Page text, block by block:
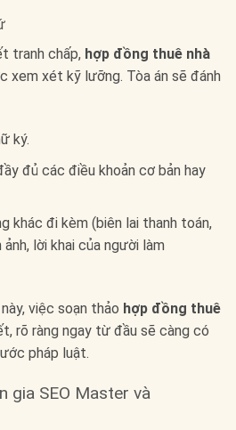
tranh chấp, hợp đồng thuê nhà
xem xét kỹ lưỡng. Tòa án sẽ đánh
ký.
đủ các điều khoản cơ bản hay
khác đi kèm (biên lai thanh toán,
lời khai của người làm
việc soạn thảo hợp đồng thuê
rõ ràng ngay từ đầu sẽ càng có
pháp luật.
gia SEO Master và